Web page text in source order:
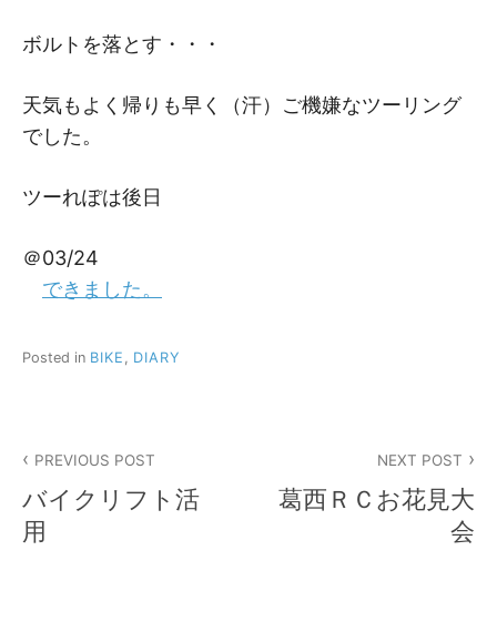
ボルトを落とす・・・
天気もよく帰りも早く（汗）ご機嫌なツーリング
でした。
ツーれぽは後日
＠03/24
できました。
Posted in BIKE DIARY
稿
ナ
PREVIOUS POST
バイクリフト活
用
NEXT POST
葛西ＲＣお花見大
会